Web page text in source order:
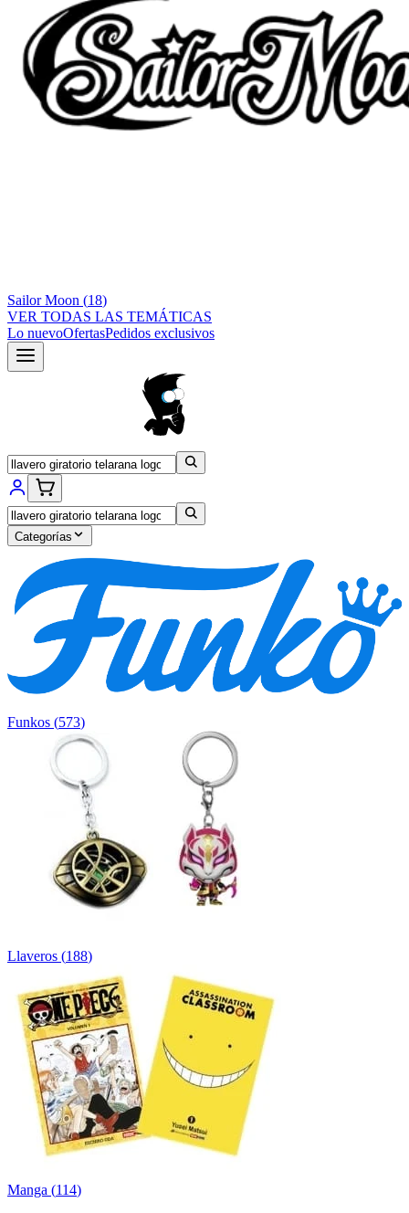
Sailor Moon (18)
VER TODAS LAS TEMÁTICAS
Lo nuevoOfertasPedidos exclusivos
Categorías
Funkos (573)
Llaveros (188)
Manga (114)